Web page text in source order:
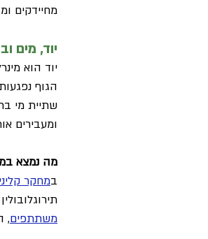
מחיידקים
יוד, מים
יוד הוא
שתיית מי
ומעבירים
מה נמצא
במחקר קליני
משתתפים,